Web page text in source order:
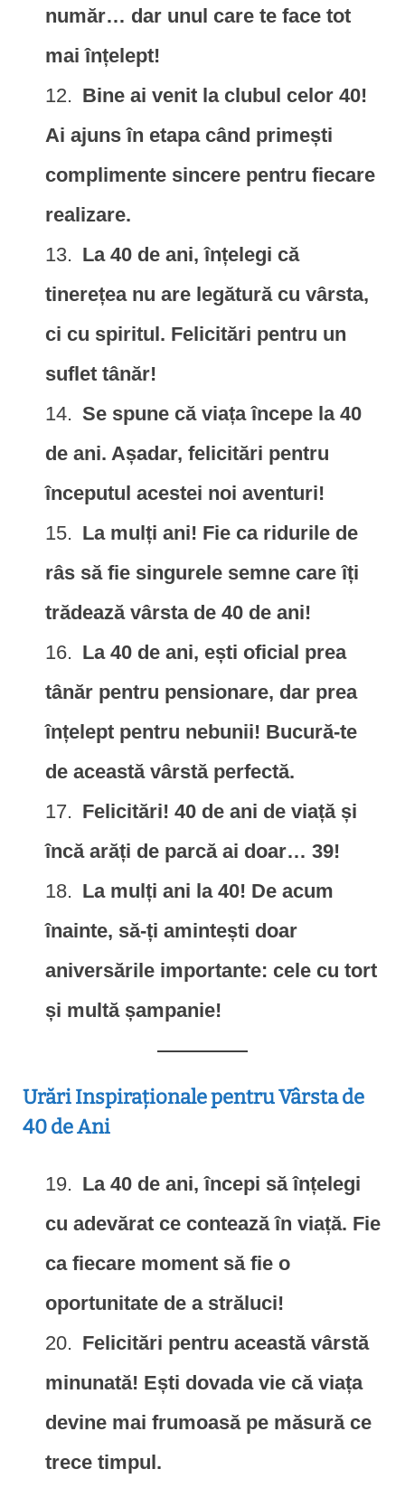
număr… dar unul care te face tot
mai înțelept!
Bine ai venit la clubul celor 40!
Ai ajuns în etapa când primești
complimente sincere pentru fiecare
realizare.
La 40 de ani, înțelegi că
tinerețea nu are legătură cu vârsta,
ci cu spiritul. Felicitări pentru un
suflet tânăr!
Se spune că viața începe la 40
de ani. Așadar, felicitări pentru
începutul acestei noi aventuri!
La mulți ani! Fie ca ridurile de
râs să fie singurele semne care îți
trădează vârsta de 40 de ani!
La 40 de ani, ești oficial prea
tânăr pentru pensionare, dar prea
înțelept pentru nebunii! Bucură-te
de această vârstă perfectă.
Felicitări! 40 de ani de viață și
încă arăți de parcă ai doar… 39!
La mulți ani la 40! De acum
înainte, să-ți amintești doar
aniversările importante: cele cu tort
și multă șampanie!
Urări Inspiraționale pentru Vârsta de
40 de Ani
La 40 de ani, începi să înțelegi
cu adevărat ce contează în viață. Fie
ca fiecare moment să fie o
oportunitate de a străluci!
Felicitări pentru această vârstă
minunată! Ești dovada vie că viața
devine mai frumoasă pe măsură ce
trece timpul.